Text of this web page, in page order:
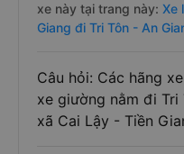
xe này tại trang này: Xe
Giang đi Tri Tôn - An
Câu hỏi: Các hãng
xe giường nằm đi
xã Cai Lậy - Tiền